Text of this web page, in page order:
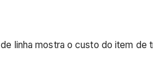
linha mostra o custo do item de